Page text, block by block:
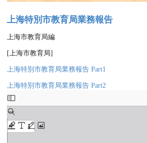
上海特別市教育局業務報告
上海市教育局編
[上海市教育局]
上海特別市教育局業務報告 Part1
上海特別市教育局業務報告 Part2